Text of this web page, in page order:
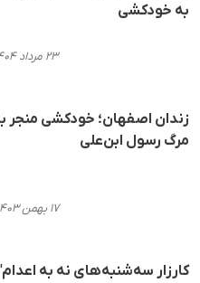
به خودکشی
۲۳ مرداد ۱۴۰۴، ۲۱:۰۳
زندان اصفهان؛ خودکشی منجر
مرگ رسول ابن‌علی
۱۷ بهمن ۱۴۰۳، ۲۲:۲۵
کارزار سه‌شنبه‌های نه به